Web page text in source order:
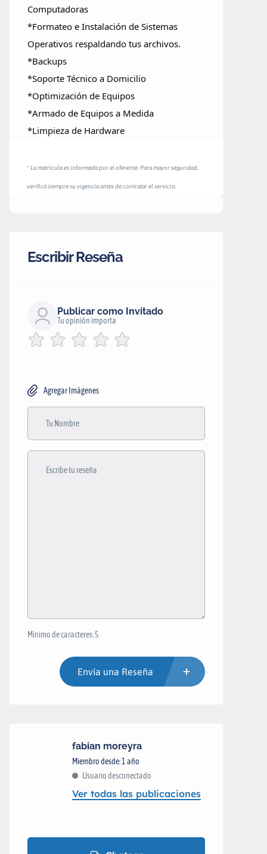
Computadoras
*Formateo e Instalación de Sistemas
Operativos respaldando tus archivos.
*Backups
*Soporte Técnico a Domicilio
*Optimización de Equipos
*Armado de Equipos a Medida
*Limpieza de Hardware
* La matrícula es informada por el oferente. Para mayor seguridad,
verificá siempre su vigencia antes de contratar el servicio.
Escribir Reseña
Publicar como Invitado
Tu opinión importa
Agregar Imágenes
Mínimo de caracteres: 5
Envía una Reseña
fabian moreyra
Miembro desde: 1 año
Usuario desconectado
Ver todas las publicaciones